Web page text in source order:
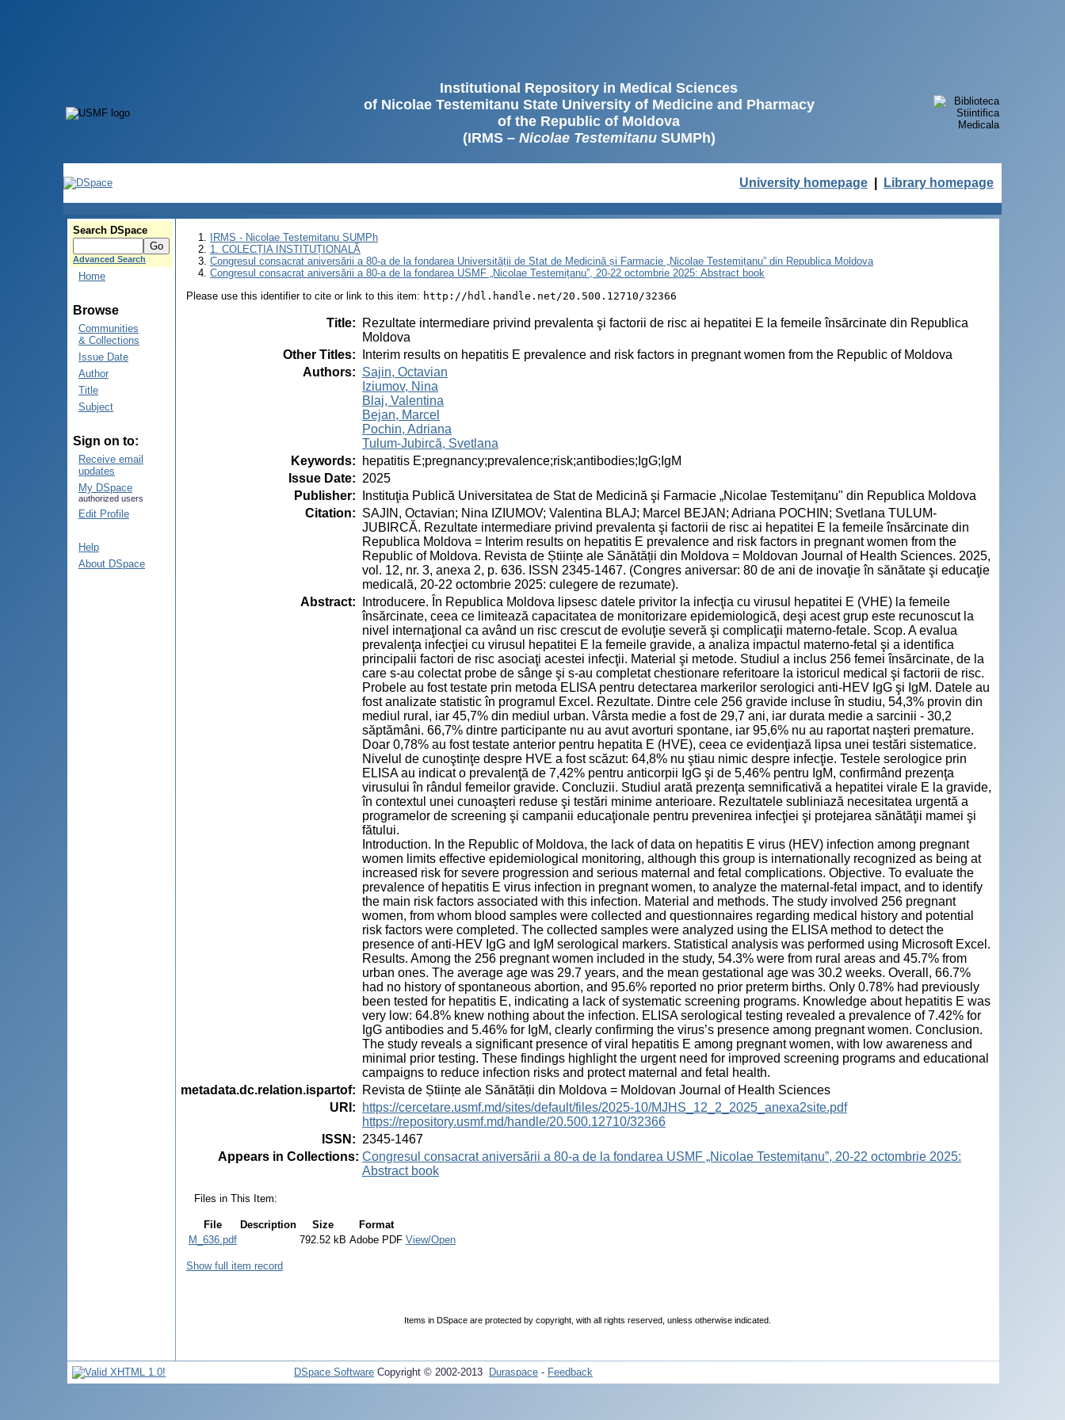
Institutional Repository in Medical Sciences
of Nicolae Testemitanu State University of Medicine and Pharmacy
of the Republic of Moldova
(IRMS – Nicolae TestemitanuSUMPh)
University homepage Library homepage
Search DSpace
Advanced Search
Home
Browse
Communities
& Collections
Issue Date
Author
Title
Subject
Sign on to:
Receive email
updates
My DSpace
authorized users
Edit Profile
Help
About DSpace
IRMS - Nicolae Testemitanu SUMPh
1. COLECȚIA INSTITUȚIONALĂ
Congresul consacrat aniversării a 80-a de la fondarea Universității de Stat de Medicină și Farmacie „Nicolae Testemițanu” din Republica Moldova
Congresul consacrat aniversării a 80-a de la fondarea USMF „Nicolae Testemițanu”, 20-22 octombrie 2025: Abstract book
Please use this identifier to cite or link to this item: http://hdl.handle.net/20.500.12710/32366
Title:
Rezultate intermediare privind prevalenta şi factorii de risc ai hepatitei E la femeile însărcinate din Republica
Moldova
Other Titles:
Interim results on hepatitis E prevalence and risk factors in pregnant women from the Republic of Moldova
Authors: Sajin, Octavian
Iziumov, Nina
Blaj, Valentina
Bejan, Marcel
Pochin, Adriana
Tulum-Jubircă, Svetlana
Keywords:
hepatitis E;pregnancy;prevalence;risk;antibodies;IgG;IgM
Issue Date: 2025
Publisher:
Instituţia Publică Universitatea de Stat de Medicină şi Farmacie „Nicolae Testemiţanu" din Republica Moldova
Citation: SAJIN, Octavian; Nina IZIUMOV; Valentina BLAJ; Marcel BEJAN; Adriana POCHIN; Svetlana TULUM-
JUBIRCĂ. Rezultate intermediare privind prevalenta şi factorii de risc ai hepatitei E la femeile însărcinate din
Republica Moldova = Interim results on hepatitis E prevalence and risk factors in pregnant women from the
Republic of Moldova. Revista de Științe ale Sănătății din Moldova = Moldovan Journal of Health Sciences. 2025,
vol. 12, nr. 3, anexa 2, p. 636. ISSN 2345-1467. (Congres aniversar: 80 de ani de inovaţie în sănătate şi educaţie
medicală, 20-22 octombrie 2025: culegere de rezumate).
Abstract:
Introducere. În Republica Moldova lipsesc datele privitor la infecţia cu virusul hepatitei E (VHE) la femeile
însărcinate, ceea ce limitează capacitatea de monitorizare epidemiologică, deşi acest grup este recunoscut la
nivel internaţional ca având un risc crescut de evoluţie severă şi complicaţii materno-fetale. Scop. A evalua
prevalenţa infecţiei cu virusul hepatitei E la femeile gravide, a analiza impactul materno-fetal şi a identifica
principalii factori de risc asociaţi acestei infecţii. Material şi metode. Studiul a inclus 256 femei însărcinate, de la
care s-au colectat probe de sânge şi s-au completat chestionare referitoare la istoricul medical şi factorii de risc.
Probele au fost testate prin metoda ELISA pentru detectarea markerilor serologici anti-HEV IgG şi IgM. Datele au
fost analizate statistic în programul Excel. Rezultate. Dintre cele 256 gravide incluse în studiu, 54,3% provin din
mediul rural, iar 45,7% din mediul urban. Vârsta medie a fost de 29,7 ani, iar durata medie a sarcinii - 30,2
săptămâni. 66,7% dintre participante nu au avut avorturi spontane, iar 95,6% nu au raportat naşteri premature.
Doar 0,78% au fost testate anterior pentru hepatita E (HVE), ceea ce evidenţiază lipsa unei testări sistematice.
Nivelul de cunoştinţe despre HVE a fost scăzut: 64,8% nu ştiau nimic despre infecţie. Testele serologice prin
ELISA au indicat o prevalenţă de 7,42% pentru anticorpii IgG şi de 5,46% pentru IgM, confirmând prezenţa
virusului în rândul femeilor gravide. Concluzii. Studiul arată prezenţa semnificativă a hepatitei virale E la gravide,
în contextul unei cunoaşteri reduse şi testări minime anterioare. Rezultatele subliniază necesitatea urgentă a
programelor de screening şi campanii educaţionale pentru prevenirea infecţiei şi protejarea sănătăţii mamei şi
fătului.
Introduction. In the Republic of Moldova, the lack of data on hepatitis E virus (HEV) infection among pregnant
women limits effective epidemiological monitoring, although this group is internationally recognized as being at
increased risk for severe progression and serious maternal and fetal complications. Objective. To evaluate the
prevalence of hepatitis E virus infection in pregnant women, to analyze the maternal-fetal impact, and to identify
the main risk factors associated with this infection. Material and methods. The study involved 256 pregnant
women, from whom blood samples were collected and questionnaires regarding medical history and potential
risk factors were completed. The collected samples were analyzed using the ELISA method to detect the
presence of anti-HEV IgG and IgM serological markers. Statistical analysis was performed using Microsoft Excel.
Results. Among the 256 pregnant women included in the study, 54.3% were from rural areas and 45.7% from
urban ones. The average age was 29.7 years, and the mean gestational age was 30.2 weeks. Overall, 66.7%
had no history of spontaneous abortion, and 95.6% reported no prior preterm births. Only 0.78% had previously
been tested for hepatitis E, indicating a lack of systematic screening programs. Knowledge about hepatitis E was
very low: 64.8% knew nothing about the infection. ELISA serological testing revealed a prevalence of 7.42% for
IgG antibodies and 5.46% for IgM, clearly confirming the virus’s presence among pregnant women. Conclusion.
The study reveals a significant presence of viral hepatitis E among pregnant women, with low awareness and
minimal prior testing. These findings highlight the urgent need for improved screening programs and educational
campaigns to reduce infection risks and protect maternal and fetal health.
metadata.dc.relation.ispartof:
Revista de Științe ale Sănătății din Moldova = Moldovan Journal of Health Sciences
URI :
https://cercetare.usmf.md/sites/default/files/2025-10/MJHS_12_2_2025_anexa2site.pdf
https://repository.usmf.md/handle/20.500.12710/32366
ISSN : 2345-1467
Appears in Collections: Congresul consacrat aniversării a 80-a de la fondarea USMF „Nicolae Testemițanu”, 20-22 octombrie 2025:
Abstract book
Files in This Item:
File Description Size
Format
M_636.pdf
792.52 kB Adobe PDF View/Open
Show full item record
Items in DSpace are protected by copyright, with all rights reserved, unless otherwise indicated.
DSpace Software Copyright © 2002-2013 Duraspace - Feedback